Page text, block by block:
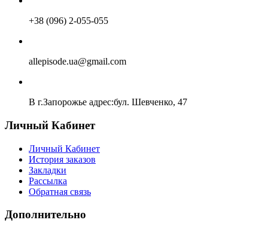
+38 (096) 2-055-055
allepisode.ua@gmail.com
В г.Запорожье адрес:бул. Шевченко, 47
Личный Кабинет
Личный Кабинет
История заказов
Закладки
Рассылка
Обратная связь
Дополнительно